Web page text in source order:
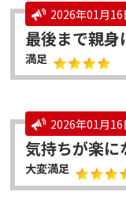
2026年01月16
最後まで親身
満足
2026年01月16
気持ちが楽に
大変満足